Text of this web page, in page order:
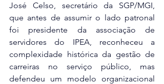
José Celso, secretário da SGP/MGI,
que antes de assumir o lado patronal
foi presidente da associação de
servidores do IPEA, reconheceu a
complexidade histórica da gestão de
carreiras no serviço público, mas
defendeu um modelo organizacional